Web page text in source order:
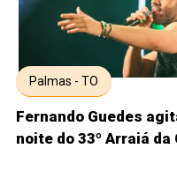
Palmas - TO
Fernando Guedes
noite do 33º Arraiá da